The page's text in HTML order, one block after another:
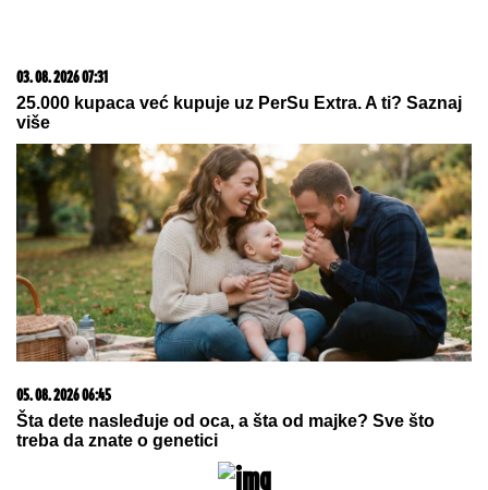
03. 08. 2026 07:31
25.000 kupaca već kupuje uz PerSu Extra. A ti? Saznaj
više
05. 08. 2026 06:45
Šta dete nasleđuje od oca, a šta od majke? Sve što
treba da znate o genetici